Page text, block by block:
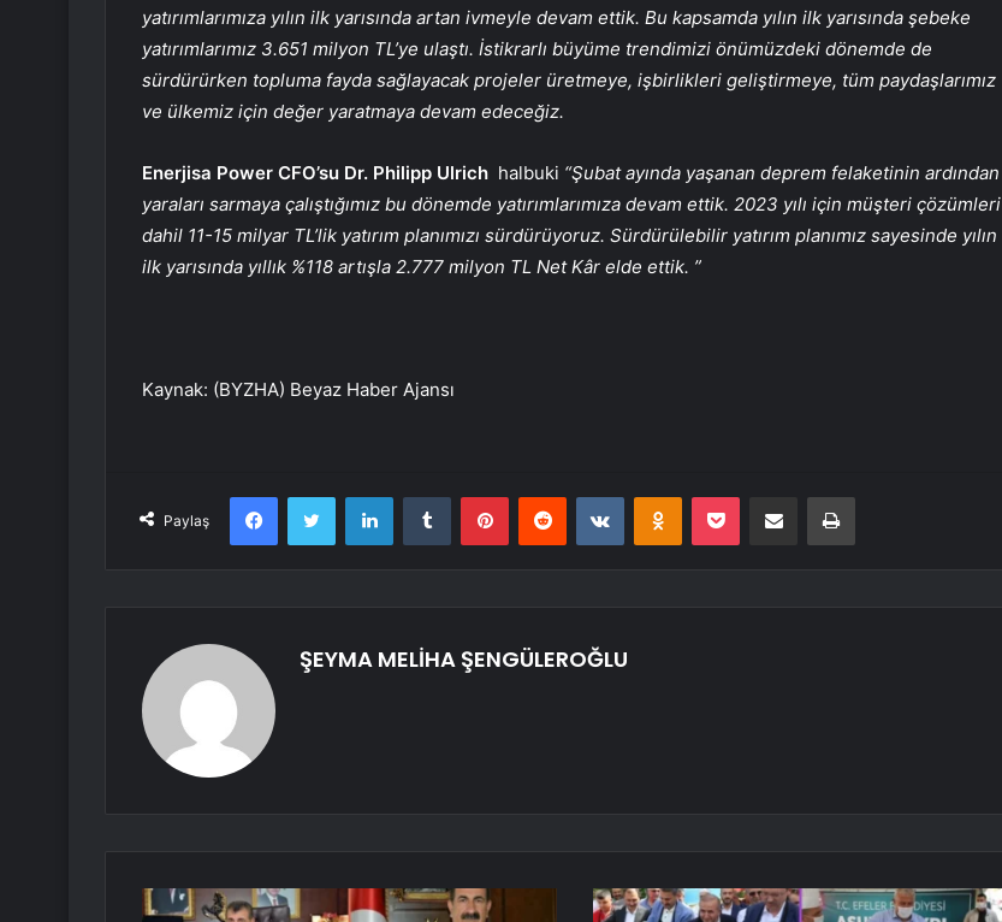
yatırımlarımıza yılın ilk yarısında artan ivmeyle devam ettik. Bu kapsamda yılın ilk yarısında şebeke
yatırımlarımız 3.651 milyon TL’ye ulaştı. İstikrarlı büyüme trendimizi önümüzdeki dönemde de
sürdürürken topluma fayda sağlayacak projeler üretmeye, işbirlikleri geliştirmeye, tüm paydaşlarımız
ve ülkemiz için değer yaratmaya devam edeceğiz.
Enerjisa Power CFO’su Dr. Philipp Ulrich halbuki “Şubat ayında yaşanan deprem felaketinin ardından
yaraları sarmaya çalıştığımız bu dönemde yatırımlarımıza devam ettik. 2023 yılı için müşteri çözümleri
dahil 11-15 milyar TL’lik yatırım planımızı sürdürüyoruz. Sürdürülebilir yatırım planımız sayesinde yılın
ilk yarısında yıllık %118 artışla 2.777 milyon TL Net Kâr elde ettik. ”
Kaynak: (BYZHA) Beyaz Haber Ajansı
Paylaş
FacebookTwitter LinkedInTumblr PinterestReddit VKontakteOdnoklassniki
Pocket E-Posta ile paylaş Yazdır
ŞEYMA MELİHA ŞENGÜLEROĞLU